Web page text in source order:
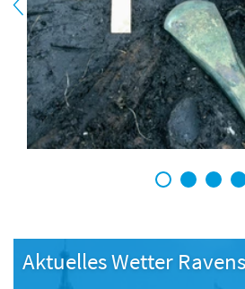
1 2 3 4
Aktuelles Wetter